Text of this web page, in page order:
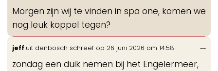
Morgen zijn wij te vinden in spa one, komen we
nog leuk koppel tegen?
jeff uit denbosch schreef op 26 juni 2026 om 14:58
zondag een duik nemen bij het Engelermeer,
...